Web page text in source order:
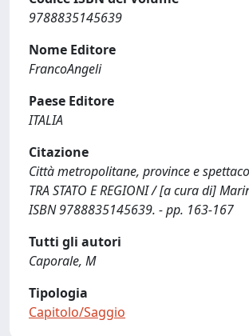
9788835145639
Nome Editore
FrancoAngeli
Paese Editore
ITALIA
Citazione
Città metropolitane, province e
TRA STATO E REGIONI / [a cura di]
ISBN 9788835145639. - pp. 163-167
Tutti gli autori
Caporale, M
Tipologia
Capitolo/Saggio